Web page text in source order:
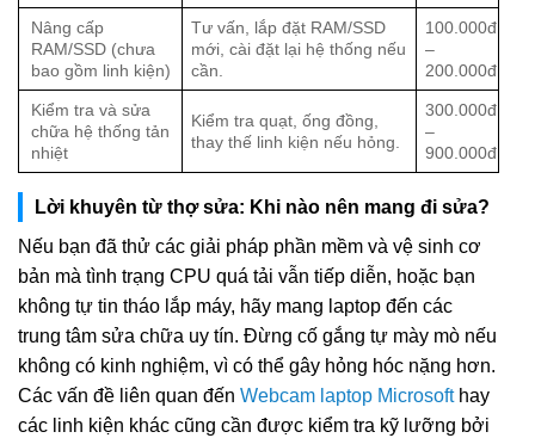
Nâng cấp
RAM/SSD (chưa
bao gồm linh kiện)
Tư vấn, lắp đặt RAM/SSD
mới, cài đặt lại hệ thống nếu
cần.
100.000đ
–
200.000đ
Kiểm tra và sửa
chữa hệ thống tản
nhiệt
Kiểm tra quạt, ống đồng,
thay thế linh kiện nếu hỏng.
300.000đ
–
900.000đ
Lời khuyên từ thợ sửa: Khi nào nên mang đi sửa?
Nếu bạn đã thử các giải pháp phần mềm và vệ sinh cơ
bản mà tình trạng CPU quá tải vẫn tiếp diễn, hoặc bạn
không tự tin tháo lắp máy, hãy mang laptop đến các
trung tâm sửa chữa uy tín. Đừng cố gắng tự mày mò nếu
không có kinh nghiệm, vì có thể gây hỏng hóc nặng hơn.
Các vấn đề liên quan đến Webcam laptop Microsofthay
các linh kiện khác cũng cần được kiểm tra kỹ lưỡng bởi